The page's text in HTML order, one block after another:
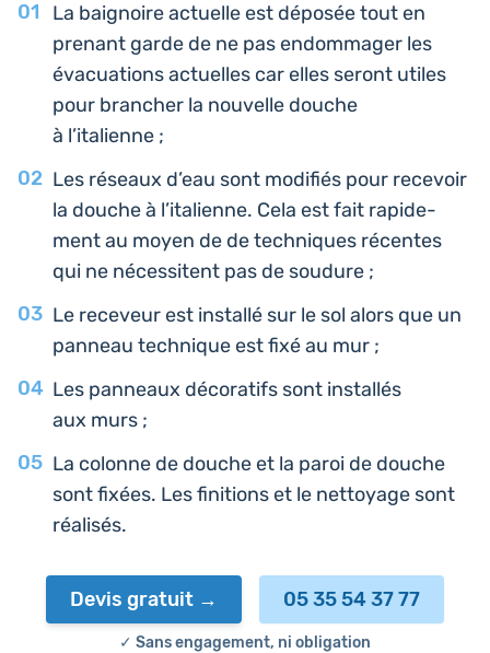
La bai­gnoire actuelle est déposée tout en
prenant garde de ne pas endom­ma­ger les
éva­cua­tions actuelles car elles seront utiles
pour bran­cher la nou­velle douche
à l’italienne ;
Les réseaux d’eau sont modi­fiés pour rece­voir
la douche à l’i­ta­lienne. Cela est fait rapi­de­
ment au moyen de de tech­niques récentes
qui ne néces­sitent pas de soudure ;
Le rece­veur est ins­tal­lé sur le sol alors que un
panneau tech­nique est fixé au mur ;
Les pan­neaux déco­ra­tifs sont ins­tal­lés
aux murs ;
La colonne de douche et la paroi de douche
sont fixées. Les fini­tions et le net­toyage sont
réalisés.
Devis gratuit 05 35 54 37 77
✓ Sans engagement, ni obligation